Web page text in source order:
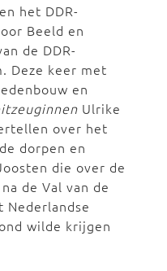
het DDR-
Beeld en
de DDR-
Deze keer met
en
Ulrike
over het
dorpen en
die over de
de Val van de
Nederlandse
wilde krijgen